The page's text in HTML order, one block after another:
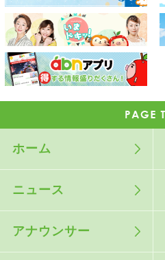
ホーム
ニュース
アナウンサー